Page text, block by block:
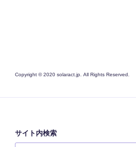
Copyright © 2020 solaract.jp. All Rights Reserved.
サイト内検索